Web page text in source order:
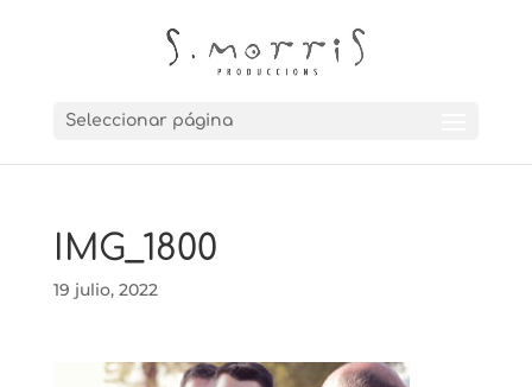
Seleccionar página
IMG_1800
19 julio, 2022